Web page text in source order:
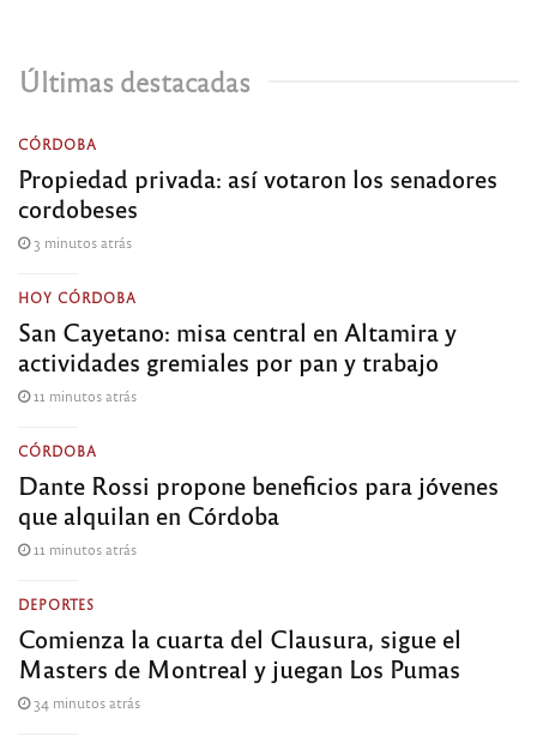
Últimas destacadas
CÓRDOBA
Propiedad privada: así votaron los senadores
cordobeses
3 minutos atrás
HOY CÓRDOBA
San Cayetano: misa central en Altamira y
actividades gremiales por pan y trabajo
11 minutos atrás
CÓRDOBA
Dante Rossi propone beneficios para jóvenes
que alquilan en Córdoba
11 minutos atrás
DEPORTES
Comienza la cuarta del Clausura, sigue el
Masters de Montreal y juegan Los Pumas
34 minutos atrás